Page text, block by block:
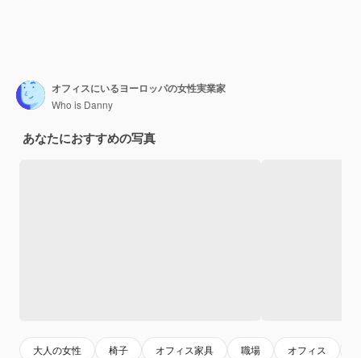
オフィスにいるヨーロッパの女性実業家
Who is Danny
あなたにおすすめの写真
大人の女性 椅子 オフィス家具 職場 オフィス